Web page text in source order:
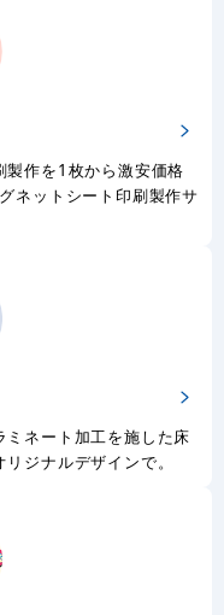
製作を1枚から激安価格
ネットシート印刷製作サ
ネート加工を施した床
ジナルデザインで。